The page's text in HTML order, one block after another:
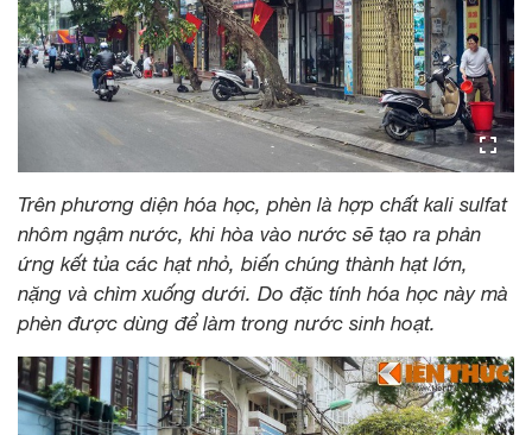
Trên phương diện hóa học, phèn là hợp chất kali sulfat
nhôm ngậm nước, khi hòa vào nước sẽ tạo ra phản
ứng kết tủa các hạt nhỏ, biến chúng thành hạt lớn,
nặng và chìm xuống dưới. Do đặc tính hóa học này mà
phèn được dùng để làm trong nước sinh hoạt.